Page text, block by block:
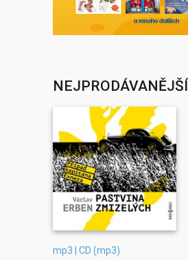
NEJPRODÁVANĚJŠÍ
mp3 | CD (mp3)